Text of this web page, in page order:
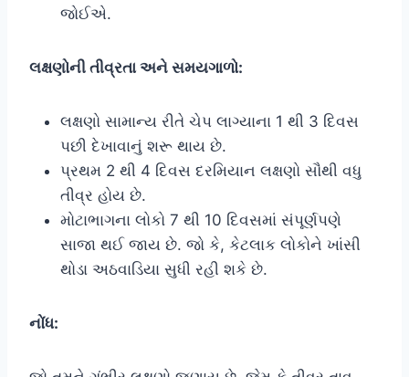
જોઈએ.
લક્ષણોની તીવ્રતા અને સમયગાળો:
લક્ષણો સામાન્ય રીતે ચેપ લાગ્યાના 1 થી 3 દિવસ
પછી દેખાવાનું શરૂ થાય છે.
પ્રથમ 2 થી 4 દિવસ દરમિયાન લક્ષણો સૌથી વધુ
તીવ્ર હોય છે.
મોટાભાગના લોકો 7 થી 10 દિવસમાં સંપૂર્ણપણે
સાજા થઈ જાય છે. જો કે, કેટલાક લોકોને ખાંસી
થોડા અઠવાડિયા સુધી રહી શકે છે.
નોંધ: